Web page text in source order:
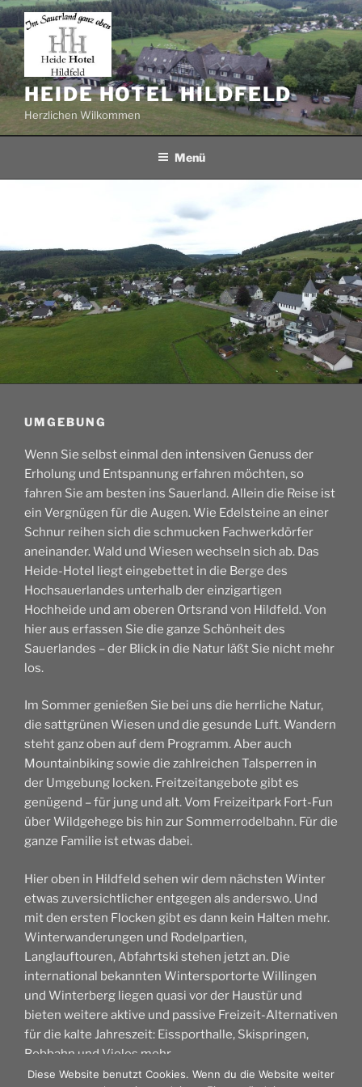
Zum
Inhalt
springen
HEIDE HOTEL HILDFELD
Herzlichen Wilkommen
Menü
UMGEBUNG
Wenn Sie selbst einmal den intensiven Genuss der
Erholung und Entspannung erfahren möchten, so
fahren Sie am besten ins Sauerland. Allein die Reise ist
ein Vergnügen für die Augen. Wie Edelsteine an einer
Schnur reihen sich die schmucken Fachwerkdörfer
aneinander. Wald und Wiesen wechseln sich ab. Das
Heide-Hotel liegt eingebettet in die Berge des
Hochsauerlandes unterhalb der einzigartigen
Hochheide und am oberen Ortsrand von Hildfeld. Von
hier aus erfassen Sie die ganze Schönheit des
Sauerlandes – der Blick in die Natur läßt Sie nicht mehr
los.
Im Sommer genießen Sie bei uns die herrliche Natur,
die sattgrünen Wiesen und die gesunde Luft. Wandern
steht ganz oben auf dem Programm. Aber auch
Mountainbiking sowie die zahlreichen Talsperren in
der Umgebung locken. Freitzeitangebote gibt es
genügend – für jung und alt. Vom Freizeitpark Fort-Fun
über Wildgehege bis hin zur Sommerrodelbahn. Für die
ganze Familie ist etwas dabei.
Hier oben in Hildfeld sehen wir dem nächsten Winter
etwas zuversichtlicher entgegen als anderswo. Und
mit den ersten Flocken gibt es dann kein Halten mehr.
Winterwanderungen und Rodelpartien,
Langlauftouren, Abfahrtski stehen jetzt an. Die
international bekannten Wintersportorte Willingen
und Winterberg liegen quasi vor der Haustür und
bieten weitere aktive und passive Freizeit-Alternativen
für die kalte Jahreszeit: Eissporthalle, Skispringen,
Bobbahn und Vieles mehr.
Diese Website benutzt Cookies. Wenn du die Website weiter